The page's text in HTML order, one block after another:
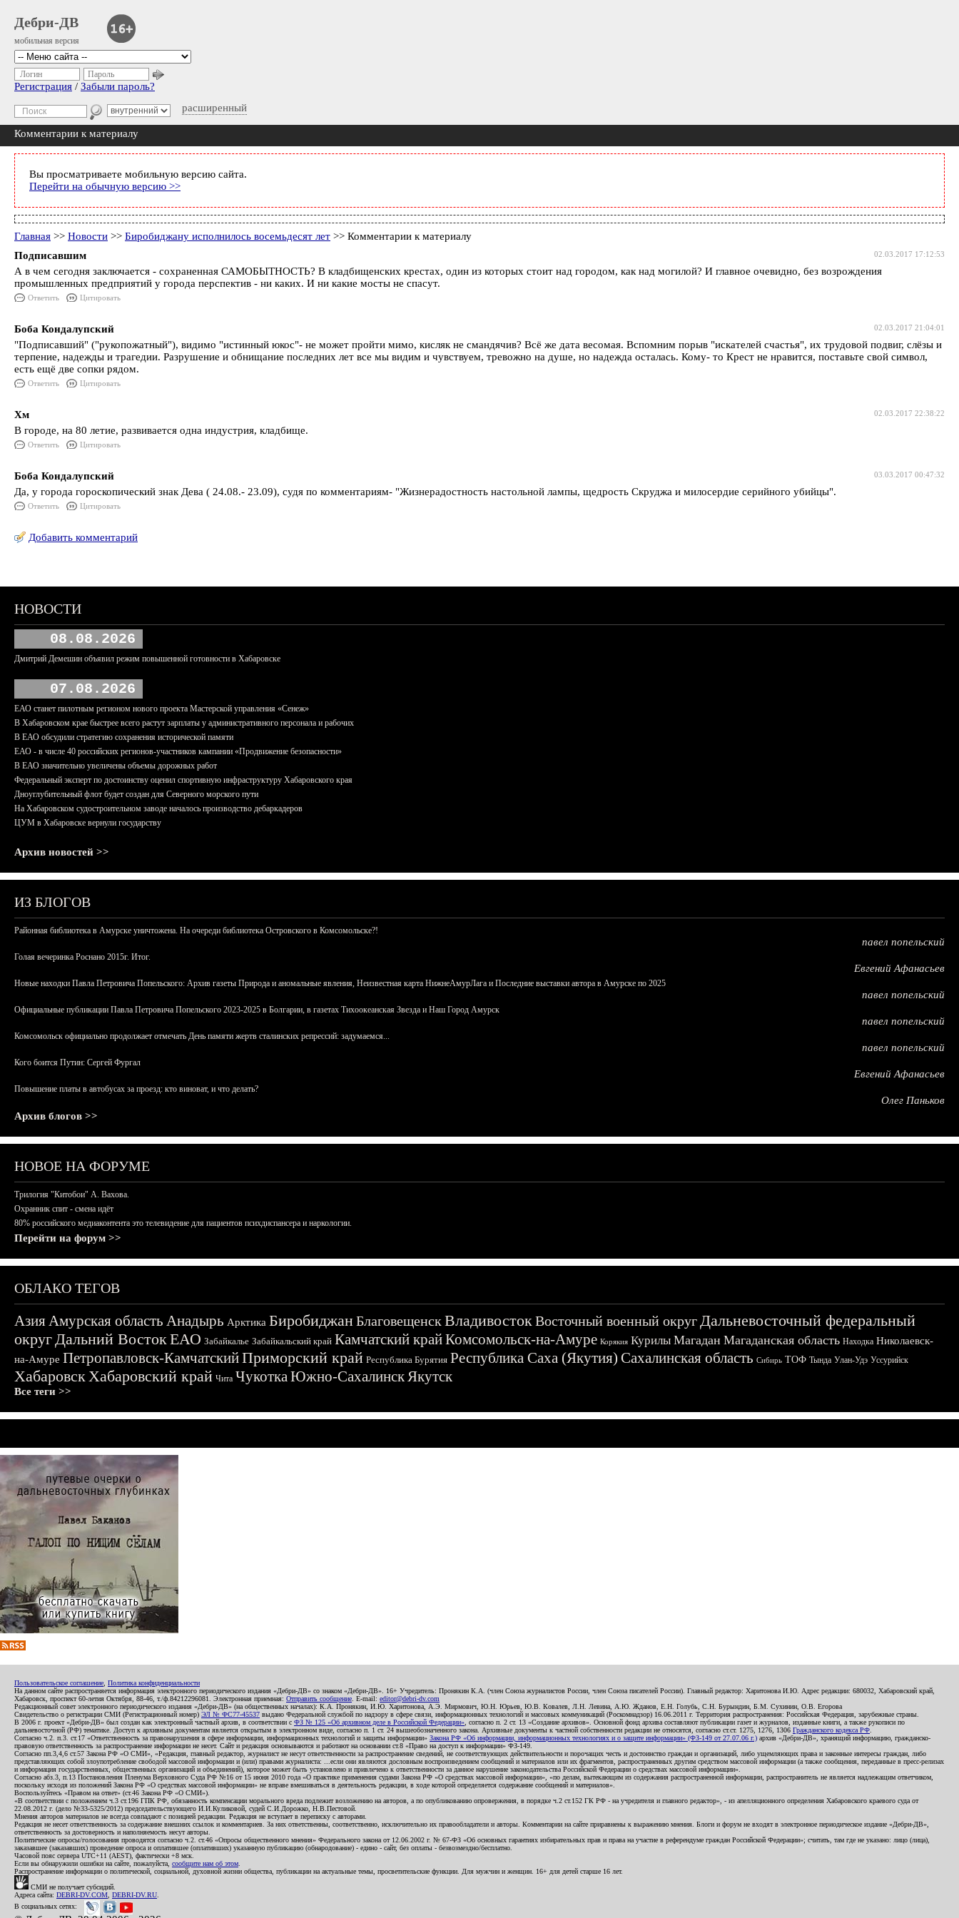
Дебри-ДВ
мобильная версия
расширенный
Логин Пароль
Регистрация / Забыли пароль?
Комментарии к материалу
Вы просматриваете мобильную версию сайта.
Перейти на обычную версию >>
Главная >> Новости >> Биробиджану исполнилось восемьдесят лет >> Комментарии к материалу
02.03.2017 17:12:53
Подписавшим
А в чем сегодня заключается - сохраненная САМОБЫТНОСТЬ? В кладбищенских крестах, один из которых стоит над городом, как над могилой? И главное очевидно, без возрождения
промышленных предприятий у города перспектив - ни каких. И ни какие мосты не спасут.
Ответить Цитировать
02.03.2017 21:04:01
Боба Кондалупский
"Подписавший" ("рукопожатный"), видимо "истинный юкос"- не может пройти мимо, кисляк не смандячив? Всё же дата весомая. Вспомним порыв "искателей счастья", их трудовой подвиг, слёзы и
терпение, надежды и трагедии. Разрушение и обнищание последних лет все мы видим и чувствуем, тревожно на душе, но надежда осталась. Кому- то Крест не нравится, поставьте свой символ,
есть ещё две сопки рядом.
Ответить Цитировать
02.03.2017 22:38:22
Хм
В городе, на 80 летие, развивается одна индустрия, кладбище.
Ответить Цитировать
03.03.2017 00:47:32
Боба Кондалупский
Да, у города гороскопический знак Дева ( 24.08.- 23.09), судя по комментариям- "Жизнерадостность настольной лампы, щедрость Скруджа и милосердие серийного убийцы".
Ответить Цитировать
Добавить комментарий
НОВОСТИ
08.08.2026
Дмитрий Демешин объявил режим повышенной готовности в Хабаровске
07.08.2026
ЕАО станет пилотным регионом нового проекта Мастерской управления «Сенеж»
В Хабаровском крае быстрее всего растут зарплаты у административного персонала и рабочих
В ЕАО обсудили стратегию сохранения исторической памяти
ЕАО - в числе 40 российских регионов-участников кампании «Продвижение безопасности»
В ЕАО значительно увеличены объемы дорожных работ
Федеральный эксперт по достоинству оценил спортивную инфраструктуру Хабаровского края
Дноуглубительный флот будет создан для Северного морского пути
На Хабаровском судостроительном заводе началось производство дебаркадеров
ЦУМ в Хабаровске вернули государству
Архив новостей >>
ИЗ БЛОГОВ
Районная библиотека в Амурске уничтожена. На очереди библиотека Островского в Комсомольске?!
павел попельский
Голая вечеринка Роснано 2015г. Итог.
Евгений Афанасьев
Новые находки Павла Петровича Попельского: Архив газеты Природа и аномальные явления, Неизвестная карта НижнеАмурЛага и Последние выставки автора в Амурске по 2025
павел попельский
Официальные публикации Павла Петровича Попельского 2023-2025 в Болгарии, в газетах Тихоокеанская Звезда и Наш Город Амурск
павел попельский
Комсомольск официально продолжает отмечать День памяти жертв сталинских репрессий: задумаемся...
павел попельский
Кого боится Путин: Сергей Фургал
Евгений Афанасьев
Повышение платы в автобусах за проезд: кто виноват, и что делать?
Олег Паньков
Архив блогов >>
НОВОЕ НА ФОРУМЕ
Трилогия "Китобои" А. Вахова.
Охранник спит - смена идёт
80% российского медиаконтента это телевидение для пациентов психдиспансера и наркологии.
Перейти на форум >>
ОБЛАКО ТЕГОВ
АзияАмурская область Анадырь Арктика БиробиджанБлаговещенскВладивостокВосточный военный округДальневосточный федеральный
округДальний ВостокЕАО Забайкалье Забайкальский край Камчатский крайКомсомольск-на-Амуре Корякия Курилы Магадан Магаданская область Находка Николаевск-
на-Амуре Петропавловск-КамчатскийПриморский край Республика Бурятия Республика Саха (Якутия) Сахалинская область Сибирь ТОФ Тында Улан-Удэ Уссурийск
ХабаровскХабаровский край Чита ЧукоткаЮжно-СахалинскЯкутск
Все теги >>
Пользовательское соглашение Политика конфиденциальности
На данном сайте распространяется информация электронного периодического издания «Дебри-ДВ» со знаком «Дебри-ДВ». 16+ Учредитель: Пронякин К.А. (член Союза журналистов России, член Союза писателей России). Главный редактор: Харитонова И.Ю. Адрес редакции: 680032, Хабаровский край,
Хабаровск, проспект 60-летия Октября, 88-46, т./ф.84212296081. Электронная приемная: Отправить сообщение . E-mail: editor@debri-dv.com
Редакционный совет электронного периодического издания «Дебри-ДВ» (на общественных началах): К.А. Пронякин, И.Ю. Харитонова, А.Э. Мирмович, Ю.Н. Юрьев, Ю.В. Ковалев, Л.Н. Левина, А.Ю. Жданов, Е.Н. Голубь, С.Н. Бурындин, Б.М. Сухинин, О.В. Егорова
Свидетельство о регистрации СМИ (Регистрационный номер) ЭЛ № ФС77-45537 выдано Федеральной службой по надзору в сфере связи, информационных технологий и массовых коммуникаций (Роскомнадзор) 16.06.2011 г. Территория распространения: Российская Федерация, зарубежные страны.
В 2006 г. проект «Дебри-ДВ» был создан как электронный частный архив, в соответствии с ФЗ № 125 «Об архивном деле в Российской Федерации» , согласно п. 2 ст. 13 «Создание архивов». Основной фонд архива составляют публикации газет и журналов, изданные книги, а также рукописи по
дальневосточной (РФ) тематике. Доступ к архивным документам является открытым в электронном виде, согласно п. 1 ст. 24 вышеобозначенного закона. Архивные документы к частной собственности редакции не относятся, согласно ст.ст. 1275, 1276, 1306 Гражданского кодекса РФ
Согласно ч.2. п.3. ст.17 «Ответственность за правонарушения в сфере информации, информационных технологий и защиты информации» Закона РФ «Об информации, информационных технологиях и о защите информации» (ФЗ-149 от 27.07.06 г.) архив «Дебри-ДВ», хранящий информацию, гражданско-
правовую ответственность за распространение информации не несет. Сайт и редакция основываются и работают на основании ст.8 «Право на доступ к информации» ФЗ-149.
Согласно пп.3,4,6 ст.57 Закона РФ «О СМИ», «Редакция, главный редактор, журналист не несут ответственности за распространение сведений, не соответствующих действительности и порочащих честь и достоинство граждан и организаций, либо ущемляющих права и законные интересы граждан, либо
представляющих собой злоупотребление свободой массовой информации и (или) правами журналиста: ...если они являются дословным воспроизведением сообщений и материалов или их фрагментов, распространенных другим средством массовой информации (а также сообщения, переданные в пресс-релизах
и информация государственных, общественных организаций и объединений), которое может быть установлено и привлечено к ответственности за данное нарушение законодательства Российской Федерации о средствах массовой информации».
Согласно абз.3, п.13 Постановления Пленума Верховного Суда РФ №16 от 15 июня 2010 года «О практике применения судами Закона РФ «О средствах массовой информации», «по делам, вытекающим из содержания распространенной информации, распространитель не является надлежащим ответчиком,
поскольку исходя из положений Закона РФ «О средствах массовой информации» не вправе вмешиваться в деятельность редакции, в ходе которой определяется содержание сообщений и материалов».
Воспользуйтесь «Правом на ответ» (ст.46 Закона РФ «О СМИ»).
«В соответствии с положением ч.3 ст.196 ГПК РФ, обязанность компенсации морального вреда подлежит возложению на авторов, а по опубликованию опровержения, в порядке ч.2 ст.152 ГК РФ - на учредителя и главного редактор», - из апелляционного определения Хабаровского краевого суда от
22.08.2012 г. (дело №33-5325/2012) председательствующего И.И.Куликовой, судей С.И.Дорожко, Н.В.Пестовой.
Мнения авторов материалов не всегда совпадают с позицией редакции. Редакция не вступает в переписку с авторами.
Редакция не несет ответственность за содержание внешних ссылок и комментариев. За них ответственны, соответственно, исключительно их правообладатели и авторы. Комментарии на сайте приравнены к выражению мнения. Блоги и форум не входят в электронное периодическое издание «Дебри-ДВ»,
ответственность за достоверность и наполняемость несут авторы.
Политические опросы/голосования проводятся согласно ч.2. ст.46 «Опросы общественного мнения» Федерального закона от 12.06.2002 г. № 67-ФЗ «Об основных гарантиях избирательных прав и права на участие в референдуме граждан Российской Федерации»; считать, там где не указано: лицо (лица),
заказавшее (заказавших) проведение опроса и оплатившее (оплативших) указанную публикацию (обнародование) - едино - сайт, без оплаты - безвозмездно/бесплатно.
Часовой пояс сервера UTC+11 (AEST), фактически +8 мск.
Если вы обнаружили ошибки на сайте, пожалуйста, сообщите нам об этом
Распространение информации о политической, социальной, духовной жизни общества, публикации на актуальные темы, просветительские функции. Для мужчин и женщин. 16+ для детей старше 16 лет.
СМИ не получает субсидий.
Адреса сайта: DEBRI-DV.COM DEBRI-DV.RU
В социальных сетях: